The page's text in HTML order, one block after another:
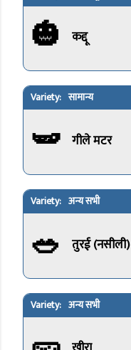
🎃 कद्दू
सामान्य
🫛 गीले मटर
अन्य सभी
🥗 तुरई (नसीली)
अन्य सभी